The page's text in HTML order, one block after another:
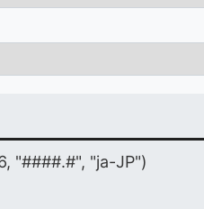
"####.#", "ja-JP")